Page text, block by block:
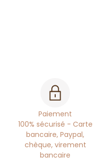
Paiement
100% sécurisé - Carte
bancaire, Paypal,
chèque, virement
bancaire